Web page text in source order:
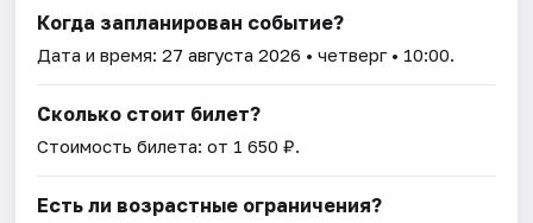
Когда запланирован событие?
Дата и время:27 августа 2026 • четверг • 10:00.
Сколько стоит билет?
Стоимость билета: от 1 650 ₽.
Есть ли возрастные ограничения?